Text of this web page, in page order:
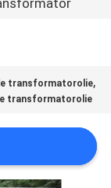
transformatorolie,
transformatorolie